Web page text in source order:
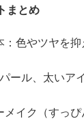
まとめ
：色やツヤを
ール、太いア
メイク（すっ